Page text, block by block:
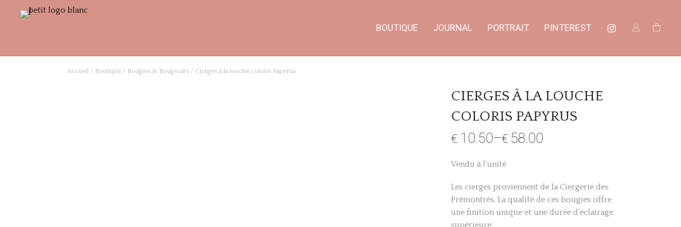
BOUTIQUE JOURNAL PORTRAIT PINTEREST
Accueil / Boutique / Bougies & Bougeoirs / Cierges à la louche coloris Papyrus
CIERGES À LA LOUCHE
COLORIS PAPYRUS
€ 10.50–€ 58.00
Vendu à l’unité
Les cierges proviennent de la Ciergerie des
Prémontrés. La qualité de ces bougies offre
une finition unique et une durée d’éclairage
supérieure.